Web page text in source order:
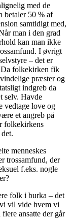
med de
betaler 50 % af
samtidigt med,
man i den grad
kan man ikke
I øvrigt
– det er
folkekirken fik
præster og
indgreb da
selv. Havde
vedtage love og
et angreb på
folkekirkens
menneskes
trossamfund, der
f.eks. nogle
folk i burka – det
vil vide hvem vi
ansatte der går